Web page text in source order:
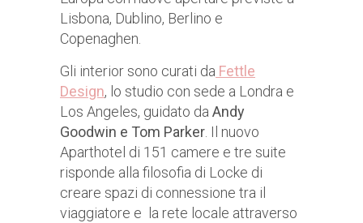
Lisbona, Dublino, Berlino e
Copenaghen.
Gli interior sono curati da Fettle
Design, lo studio con sede a Londra e
Los Angeles, guidato da Andy
Goodwin e Tom Parker. Il nuovo
Aparthotel di 151 camere e tre suite
risponde alla filosofia di Locke di
creare spazi di connessione tra il
viaggiatore e la rete locale attraverso